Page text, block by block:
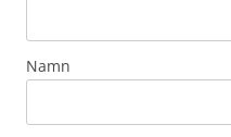
Namn